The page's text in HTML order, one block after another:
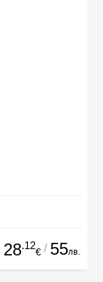
28.12
€ / 55лв.